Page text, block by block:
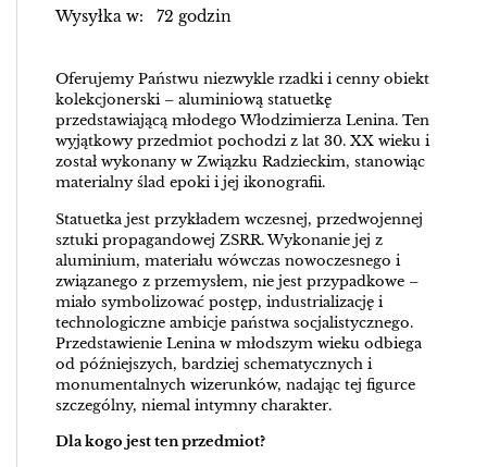
Wysyłka w: 72 godzin
Oferujemy Państwu niezwykle rzadki i cenny obiekt
kolekcjonerski – aluminiową statuetkę
przedstawiającą młodego Włodzimierza Lenina. Ten
wyjątkowy przedmiot pochodzi z lat 30. XX wieku i
został wykonany w Związku Radzieckim, stanowiąc
materialny ślad epoki i jej ikonografii.
Statuetka jest przykładem wczesnej, przedwojennej
sztuki propagandowej ZSRR. Wykonanie jej z
aluminium, materiału wówczas nowoczesnego i
związanego z przemysłem, nie jest przypadkowe –
miało symbolizować postęp, industrializację i
technologiczne ambicje państwa socjalistycznego.
Przedstawienie Lenina w młodszym wieku odbiega
od późniejszych, bardziej schematycznych i
monumentalnych wizerunków, nadając tej figurce
szczególny, niemal intymny charakter.
Dla kogo jest ten przedmiot?